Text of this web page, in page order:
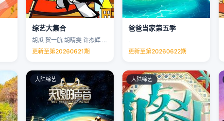
综艺大集合
胡瓜 贺一航 胡晴雯 许杰辉 …
更新至第20260621期
爸爸当家第五季
.
更新至第20260622期
大陆综艺 大陆综艺